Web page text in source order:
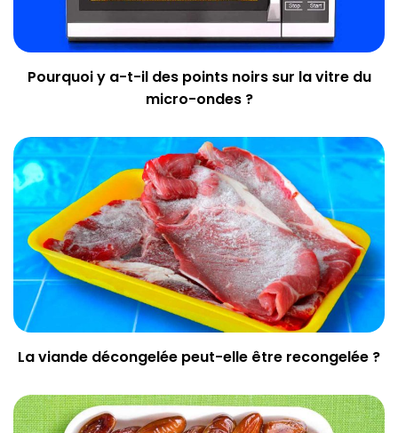
Pourquoi y a-t-il des points noirs sur la vitre du
micro-ondes ?
La viande décongelée peut-elle être recongelée ?